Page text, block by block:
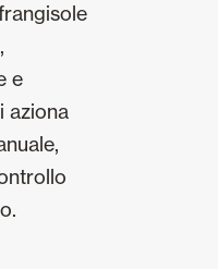
e
aziona